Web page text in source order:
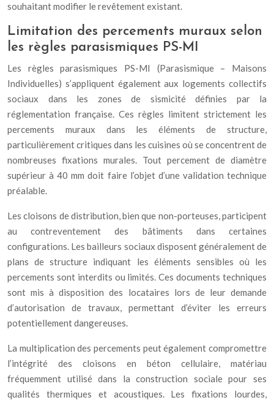
souhaitant modifier le revêtement existant.
Limitation des percements muraux selon
les règles parasismiques PS-MI
Les règles parasismiques PS-MI (Parasismique – Maisons
Individuelles) s’appliquent également aux logements collectifs
sociaux dans les zones de sismicité définies par la
réglementation française. Ces règles limitent strictement les
percements muraux dans les éléments de structure,
particulièrement critiques dans les cuisines où se concentrent de
nombreuses fixations murales. Tout percement de diamètre
supérieur à 40 mm doit faire l’objet d’une validation technique
préalable.
Les cloisons de distribution, bien que non-porteuses, participent
au contreventement des bâtiments dans certaines
configurations. Les bailleurs sociaux disposent généralement de
plans de structure indiquant les éléments sensibles où les
percements sont interdits ou limités. Ces documents techniques
sont mis à disposition des locataires lors de leur demande
d’autorisation de travaux, permettant d’éviter les erreurs
potentiellement dangereuses.
La multiplication des percements peut également compromettre
l’intégrité des cloisons en béton cellulaire, matériau
fréquemment utilisé dans la construction sociale pour ses
qualités thermiques et acoustiques. Les fixations lourdes,